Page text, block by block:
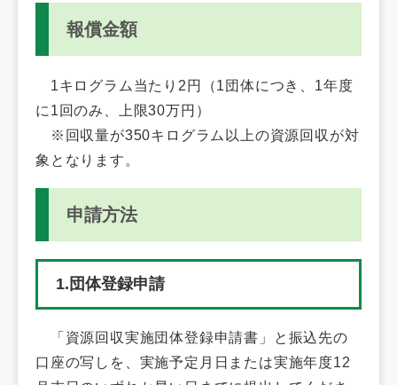
報償金額
1キログラム当たり2円（1団体につき、1年度
に1回のみ、上限30万円）
※回収量が350キログラム以上の資源回収が対
象となります。
申請方法
1.団体登録申請
「資源回収実施団体登録申請書」と振込先の
口座の写しを、実施予定月日または実施年度12